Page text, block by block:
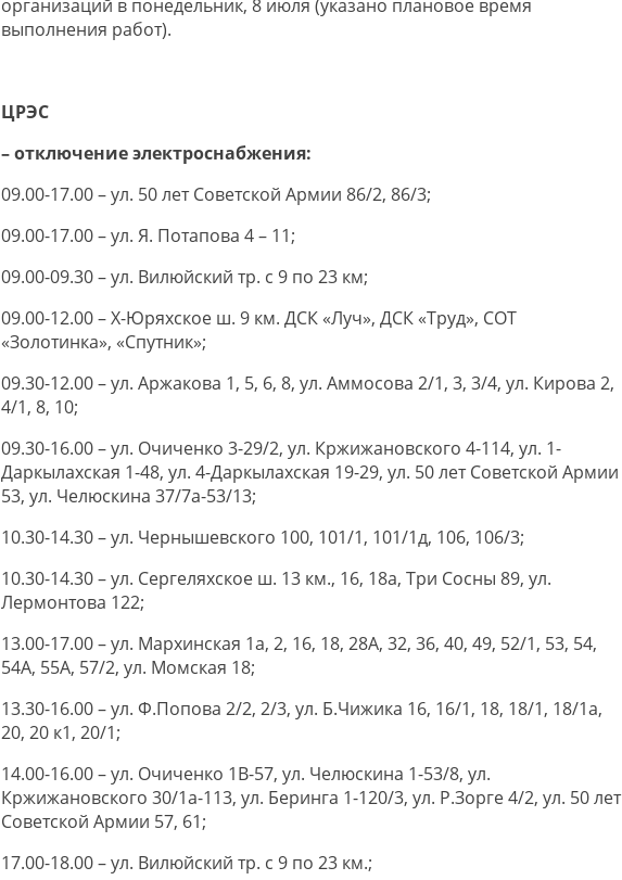
организаций в понедельник, 8 июля (указано плановое время
выполнения работ).
ЦРЭС
– отключение электроснабжения:
09.00-17.00 – ул. 50 лет Советской Армии 86/2, 86/3;
09.00-17.00 – ул. Я. Потапова 4 – 11;
09.00-09.30 – ул. Вилюйский тр. с 9 по 23 км;
09.00-12.00 – Х-Юряхское ш. 9 км. ДСК «Луч», ДСК «Труд», СОТ
«Золотинка», «Спутник»;
09.30-12.00 – ул. Аржакова 1, 5, 6, 8, ул. Аммосова 2/1, 3, 3/4, ул. Кирова 2,
4/1, 8, 10;
09.30-16.00 – ул. Очиченко 3-29/2, ул. Кржижановского 4-114, ул. 1-
Даркылахская 1-48, ул. 4-Даркылахская 19-29, ул. 50 лет Советской Армии
53, ул. Челюскина 37/7а-53/13;
10.30-14.30 – ул. Чернышевского 100, 101/1, 101/1д, 106, 106/3;
10.30-14.30 – ул. Сергеляхское ш. 13 км., 16, 18а, Три Сосны 89, ул.
Лермонтова 122;
13.00-17.00 – ул. Мархинская 1а, 2, 16, 18, 28А, 32, 36, 40, 49, 52/1, 53, 54,
54А, 55А, 57/2, ул. Момская 18;
13.30-16.00 – ул. Ф.Попова 2/2, 2/3, ул. Б.Чижика 16, 16/1, 18, 18/1, 18/1а,
20, 20 к1, 20/1;
14.00-16.00 – ул. Очиченко 1В-57, ул. Челюскина 1-53/8, ул.
Кржижановского 30/1а-113, ул. Беринга 1-120/3, ул. Р.Зорге 4/2, ул. 50 лет
Советской Армии 57, 61;
17.00-18.00 – ул. Вилюйский тр. с 9 по 23 км.;